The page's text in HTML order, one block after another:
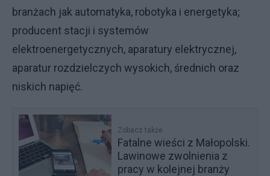
branżach jak automatyka, robotyka i energetyka;
producent stacji i systemów
elektroenergetycznych, aparatury elektrycznej,
aparatur rozdzielczych wysokich, średnich oraz
niskich napięć.
Zobacz także
Fatalne wieści z Małopolski.
Lawinowe zwolnienia z
pracy w kolejnej branży